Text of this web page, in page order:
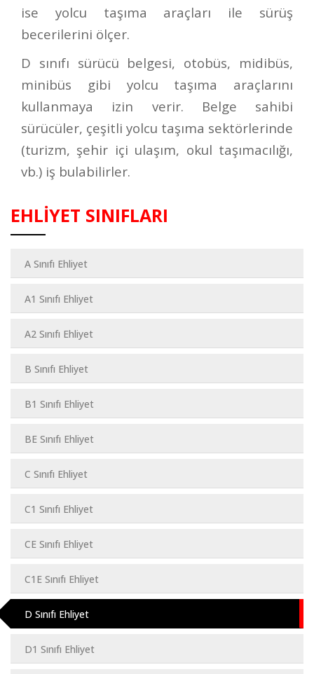
ise yolcu taşıma araçları ile sürüş
becerilerini ölçer.
D sınıfı sürücü belgesi, otobüs, midibüs,
minibüs gibi yolcu taşıma araçlarını
kullanmaya izin verir. Belge sahibi
sürücüler, çeşitli yolcu taşıma sektörlerinde
(turizm, şehir içi ulaşım, okul taşımacılığı,
vb.) iş bulabilirler.
EHLİYET SINIFLARI
A Sınıfı Ehliyet
A1 Sınıfı Ehliyet
A2 Sınıfı Ehliyet
B Sınıfı Ehliyet
B1 Sınıfı Ehliyet
BE Sınıfı Ehliyet
C Sınıfı Ehliyet
C1 Sınıfı Ehliyet
CE Sınıfı Ehliyet
C1E Sınıfı Ehliyet
D Sınıfı Ehliyet
D1 Sınıfı Ehliyet